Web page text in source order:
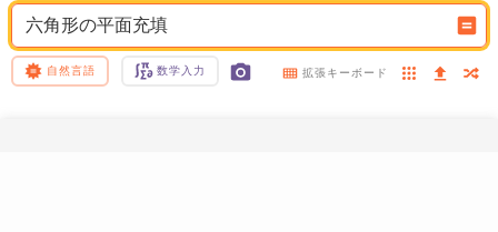
六角形の平面充填
自然言語 数学入力 拡張キーボード